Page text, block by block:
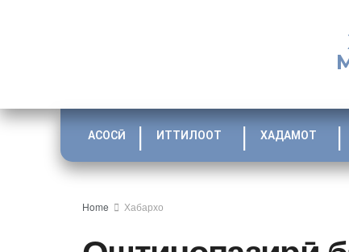
АСОСӢ ИТТИЛООТ ХАДАМОТ
Home Хабархо